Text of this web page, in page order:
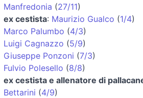
Manfredonia (27/11)
ex cestista: Maurizio Gualco (1/4)
Marco Palumbo (4/3)
Luigi Cagnazzo (5/9)
Giuseppe Ponzoni (7/3)
Fulvio Polesello (8/8)
ex cestista e allenatore di
Bettarini (4/9)